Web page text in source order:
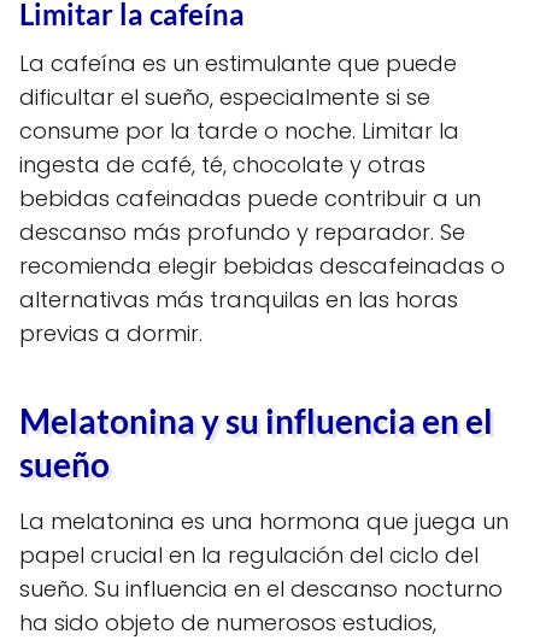
Limitar la cafeína
La cafeína es un estimulante que puede
dificultar el sueño, especialmente si se
consume por la tarde o noche. Limitar la
ingesta de café, té, chocolate y otras
bebidas cafeinadas puede contribuir a un
descanso más profundo y reparador. Se
recomienda elegir bebidas descafeinadas o
alternativas más tranquilas en las horas
previas a dormir.
Melatonina y su influencia en el
sueño
La melatonina es una hormona que juega un
papel crucial en la regulación del ciclo del
sueño. Su influencia en el descanso nocturno
ha sido objeto de numerosos estudios,